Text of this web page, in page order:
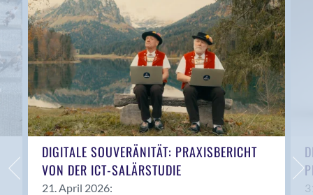
Anwil
Appenzell
Au SG
Baar
Baden
Balsthal
Balzers
Basel
Bassersdorf
Belp
DIGITALE SOUVERÄNITÄT: PRAXISBERICHT
VON DER ICT-SALÄRSTUDIE
21. April 2026: